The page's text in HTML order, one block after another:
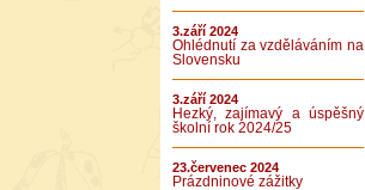
3.září 2024
Ohlédnutí za vzděláváním na
Slovensku
3.září 2024
Hezký, zajímavý a úspěšný
školní rok 2024/25
23.červenec 2024
Prázdninové zážitky